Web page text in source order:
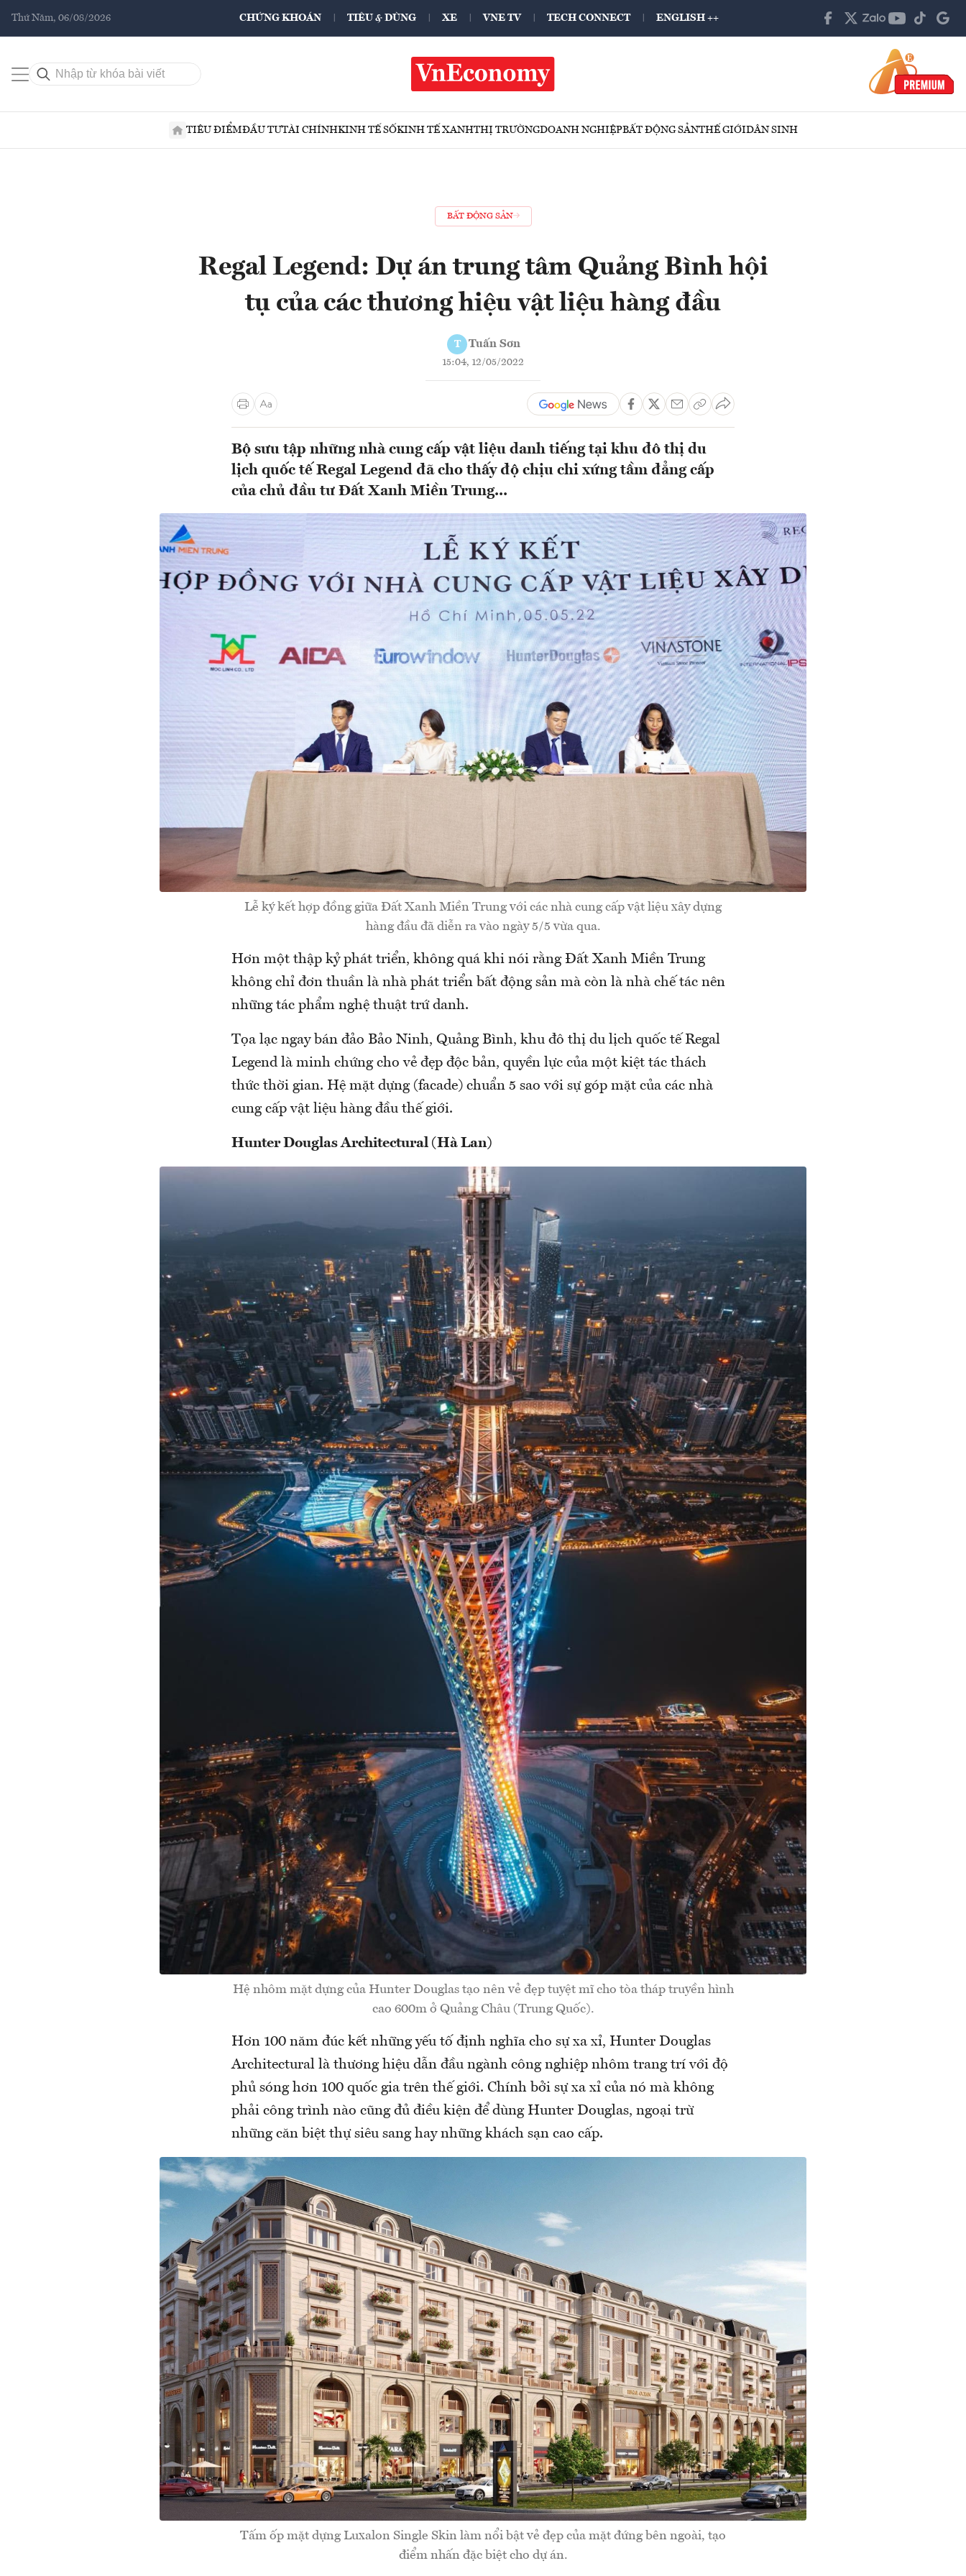
Thứ Năm, 06/08/2026 CHỨNG KHOÁN TIÊU & DÙNG XE VNE TV TECH CONNECT ENGLISH ++
TIÊU ĐIỂMĐẦU TƯTÀI CHÍNHKINH TẾ SỐKINH TẾ XANHTHỊ TRƯỜNGDOANH NGHIỆPBẤT ĐỘNG SẢNTHẾ GIỚIDÂN SINH
BẤT ĐỘNG SẢN
Regal Legend: Dự án trung tâm Quảng Bình hội
tụ của các thương hiệu vật liệu hàng đầu
T Tuấn Sơn
15:04, 12/05/2022
Bộ sưu tập những nhà cung cấp vật liệu danh tiếng tại khu đô thị du
lịch quốc tế Regal Legend đã cho thấy độ chịu chi xứng tầm đẳng cấp
của chủ đầu tư Đất Xanh Miền Trung...
Lễ ký kết hợp đồng giữa Đất Xanh Miền Trung với các nhà cung cấp vật liệu xây dựng
hàng đầu đã diễn ra vào ngày 5/5 vừa qua.
Hơn một thập kỷ phát triển, không quá khi nói rằng Đất Xanh Miền Trung
không chỉ đơn thuần là nhà phát triển bất động sản mà còn là nhà chế tác nên
những tác phẩm nghệ thuật trứ danh.
Tọa lạc ngay bán đảo Bảo Ninh, Quảng Bình, khu đô thị du lịch quốc tế Regal
Legend là minh chứng cho vẻ đẹp độc bản, quyền lực của một kiệt tác thách
thức thời gian. Hệ mặt dựng (facade) chuẩn 5 sao với sự góp mặt của các nhà
cung cấp vật liệu hàng đầu thế giới.
Hunter Douglas Architectural (Hà Lan)
Hệ nhôm mặt dựng của Hunter Douglas tạo nên vẻ đẹp tuyệt mĩ cho tòa tháp truyền hình
cao 600m ở Quảng Châu (Trung Quốc).
Hơn 100 năm đúc kết những yếu tố định nghĩa cho sự xa xỉ, Hunter Douglas
Architectural là thương hiệu dẫn đầu ngành công nghiệp nhôm trang trí với độ
phủ sóng hơn 100 quốc gia trên thế giới. Chính bởi sự xa xỉ của nó mà không
phải công trình nào cũng đủ điều kiện để dùng Hunter Douglas, ngoại trừ
những căn biệt thự siêu sang hay những khách sạn cao cấp.
Tấm ốp mặt dựng Luxalon Single Skin làm nổi bật vẻ đẹp của mặt đứng bên ngoài, tạo
điểm nhấn đặc biệt cho dự án.